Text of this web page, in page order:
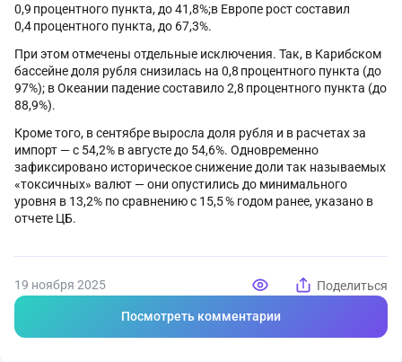
0,9 процентного пункта, до 41,8%;в Европе рост составил
0,4 процентного пункта, до 67,3%.
При этом отмечены отдельные исключения. Так, в Карибском
бассейне доля рубля снизилась на 0,8 процентного пункта (до
97%); в Океании падение составило 2,8 процентного пункта (до
88,9%).
Кроме того, в сентябре выросла доля рубля и в расчетах за
импорт — с 54,2% в августе до 54,6%. Одновременно
зафиксировано историческое снижение доли так называемых
«токсичных» валют — они опустились до минимального
уровня в 13,2% по сравнению с 15,5 % годом ранее, указано в
отчете ЦБ.
19 ноября 2025 Поделиться
Посмотреть комментарии